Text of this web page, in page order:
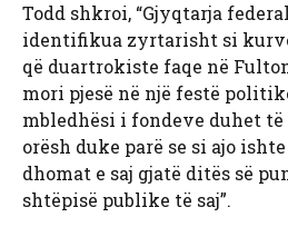
Todd shkroi, “Gjyqtarja
identifikua zyrtarisht si
që duartrokiste faqe në
mori pjesë në një festë
mbledhësi i fondeve duhet të
orësh duke parë se si ajo
dhomat e saj gjatë ditës së
shtëpisë publike të saj”.